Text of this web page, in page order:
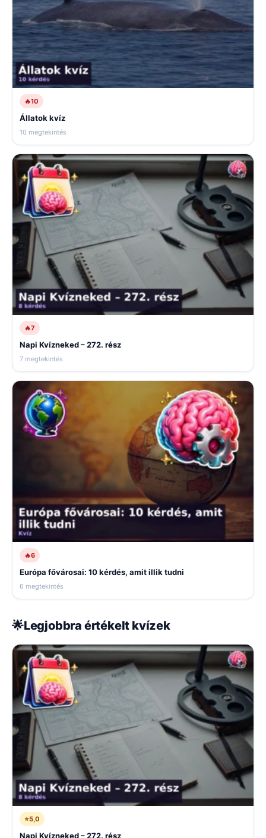
🔥10
Állatok kvíz
10 megtekintés
🔥7
Napi Kvízneked – 272. rész
7 megtekintés
🔥6
Európa fővárosai: 10 kérdés, amit illik tudni
6 megtekintés
🌟Legjobbra értékelt kvízek
⭐5,0
Napi Kvízneked – 272. rész